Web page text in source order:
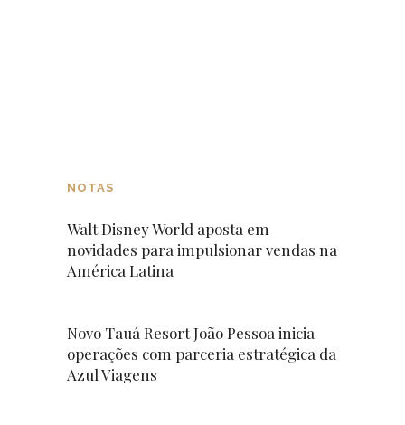
NOTAS
Walt Disney World aposta em
novidades para impulsionar vendas na
América Latina
Novo Tauá Resort João Pessoa inicia
operações com parceria estratégica da
Azul Viagens